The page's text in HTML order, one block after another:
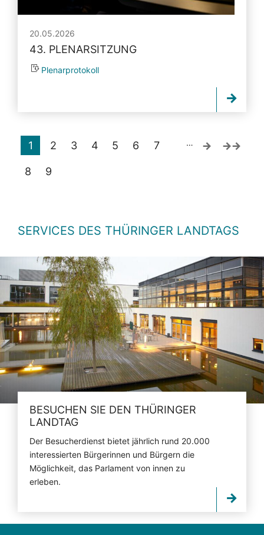
20.05.2026
43. PLENARSITZUNG
Plenarprotokoll
1 2 3 4 5 6 7
8 9
…
SERVICES DES THÜRINGER LANDTAGS
BESUCHEN SIE DEN THÜRINGER
LANDTAG
Der Besucherdienst bietet jährlich rund 20.000
interessierten Bürgerinnen und Bürgern die
Möglichkeit, das Parlament von innen zu
erleben.